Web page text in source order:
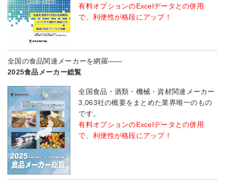
有料オプションのExcelデータとの併用
で、利便性が格段にアップ！
全国の食品関連メーカーを網羅――
2025食品メーカー総覧
全国食品・酒類・機械・資材関連メーカー
3,063社の概要をまとめた業界唯一のもの
です。
有料オプションのExcelデータとの併用
で、利便性が格段にアップ！